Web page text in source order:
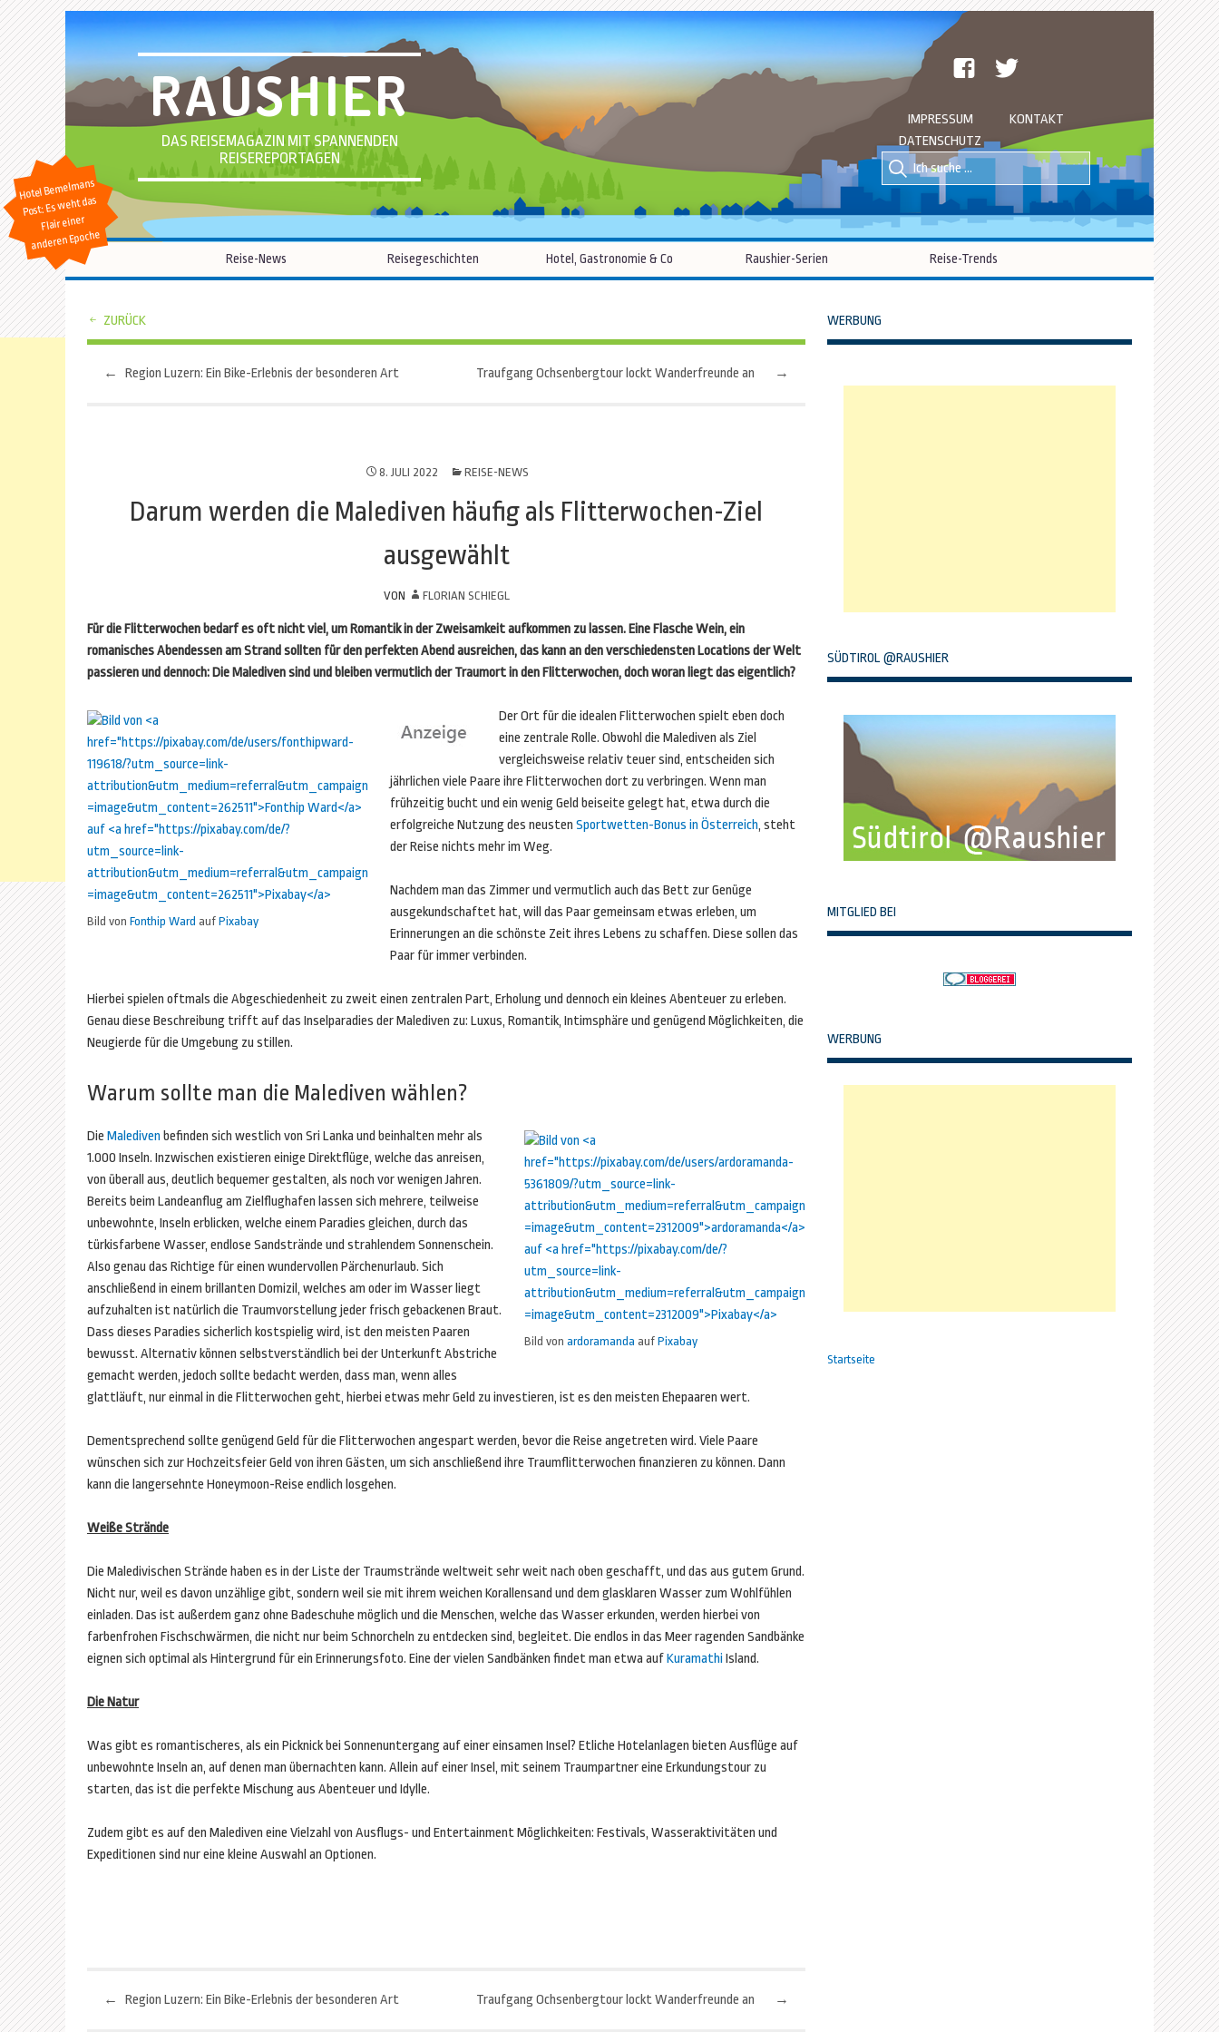
RAUSHIER
DAS REISEMAGAZIN MIT SPANNENDEN
REISEREPORTAGEN
facebook
IMPRESSUM
KONTAKT
DATENSCHUTZ
Suche
nach::
Suche
nach:
Hotel Bemelmans
Post: Es weht das
Flair einer
anderen Epoche
Reise-News Reisegeschichten Hotel, Gastronomie & Co Raushier-Serien Reise-Trends
ZURÜCK
Beitragsnavigation
← Region Luzern: Ein Bike-Erlebnis der besonderen Art →
Traufgang Ochsenbergtour lockt Wanderfreunde an
8. JULI 2022 REISE-NEWS
Darum werden die Malediven häufig als Flitterwochen-Ziel
ausgewählt
VON FLORIAN SCHIEGL
Für die Flitterwochen bedarf es oft nicht viel, um Romantik in der Zweisamkeit aufkommen zu lassen. Eine Flasche Wein, ein
romanisches Abendessen am Strand sollten für den perfekten Abend ausreichen, das kann an den verschiedensten Locations der Welt
passieren und dennoch: Die Malediven sind und bleiben vermutlich der Traumort in den Flitterwochen, doch woran liegt das eigentlich?
Bild von Fonthip Ward auf Pixabay
Der Ort für die idealen Flitterwochen spielt eben doch
eine zentrale Rolle. Obwohl die Malediven als Ziel
vergleichsweise relativ teuer sind, entscheiden sich
jährlichen viele Paare ihre Flitterwochen dort zu verbringen. Wenn man
frühzeitig bucht und ein wenig Geld beiseite gelegt hat, etwa durch die
erfolgreiche Nutzung des neusten Sportwetten-Bonus in Österreich, steht
der Reise nichts mehr im Weg.
Nachdem man das Zimmer und vermutlich auch das Bett zur Genüge
ausgekundschaftet hat, will das Paar gemeinsam etwas erleben, um
Erinnerungen an die schönste Zeit ihres Lebens zu schaffen. Diese sollen das
Paar für immer verbinden.
Hierbei spielen oftmals die Abgeschiedenheit zu zweit einen zentralen Part, Erholung und dennoch ein kleines Abenteuer zu erleben.
Genau diese Beschreibung trifft auf das Inselparadies der Malediven zu: Luxus, Romantik, Intimsphäre und genügend Möglichkeiten, die
Neugierde für die Umgebung zu stillen.
Warum sollte man die Malediven wählen?
Bild von ardoramanda auf Pixabay
Die Malediven befinden sich westlich von Sri Lanka und beinhalten mehr als
1.000 Inseln. Inzwischen existieren einige Direktflüge, welche das anreisen,
von überall aus, deutlich bequemer gestalten, als noch vor wenigen Jahren.
Bereits beim Landeanflug am Zielflughafen lassen sich mehrere, teilweise
unbewohnte, Inseln erblicken, welche einem Paradies gleichen, durch das
türkisfarbene Wasser, endlose Sandstrände und strahlendem Sonnenschein.
Also genau das Richtige für einen wundervollen Pärchenurlaub. Sich
anschließend in einem brillanten Domizil, welches am oder im Wasser liegt
aufzuhalten ist natürlich die Traumvorstellung jeder frisch gebackenen Braut.
Dass dieses Paradies sicherlich kostspielig wird, ist den meisten Paaren
bewusst. Alternativ können selbstverständlich bei der Unterkunft Abstriche
gemacht werden, jedoch sollte bedacht werden, dass man, wenn alles
glattläuft, nur einmal in die Flitterwochen geht, hierbei etwas mehr Geld zu investieren, ist es den meisten Ehepaaren wert.
Dementsprechend sollte genügend Geld für die Flitterwochen angespart werden, bevor die Reise angetreten wird. Viele Paare
wünschen sich zur Hochzeitsfeier Geld von ihren Gästen, um sich anschließend ihre Traumflitterwochen finanzieren zu können. Dann
kann die langersehnte Honeymoon-Reise endlich losgehen.
Weiße Strände
Die Maledivischen Strände haben es in der Liste der Traumstrände weltweit sehr weit nach oben geschafft, und das aus gutem Grund.
Nicht nur, weil es davon unzählige gibt, sondern weil sie mit ihrem weichen Korallensand und dem glasklaren Wasser zum Wohlfühlen
einladen. Das ist außerdem ganz ohne Badeschuhe möglich und die Menschen, welche das Wasser erkunden, werden hierbei von
farbenfrohen Fischschwärmen, die nicht nur beim Schnorcheln zu entdecken sind, begleitet. Die endlos in das Meer ragenden Sandbänke
eignen sich optimal als Hintergrund für ein Erinnerungsfoto. Eine der vielen Sandbänken findet man etwa aufKuramathiIsland.
Die Natur
Was gibt es romantischeres, als ein Picknick bei Sonnenuntergang auf einer einsamen Insel? Etliche Hotelanlagen bieten Ausflüge auf
unbewohnte Inseln an, auf denen man übernachten kann. Allein auf einer Insel, mit seinem Traumpartner eine Erkundungstour zu
starten, das ist die perfekte Mischung aus Abenteuer und Idylle.
Zudem gibt es auf den Malediven eine Vielzahl von Ausflugs- und Entertainment Möglichkeiten: Festivals, Wasseraktivitäten und
Expeditionen sind nur eine kleine Auswahl an Optionen.
Beitragsnavigation
← Region Luzern: Ein Bike-Erlebnis der besonderen Art →
Traufgang Ochsenbergtour lockt Wanderfreunde an
WERBUNG
SÜDTIROL @RAUSHIER
MITGLIED BEI
WERBUNG
Startseite